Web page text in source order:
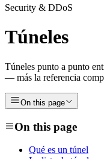
Security & DDoS
Túneles
Túneles punto a punto
— más la referencia
On this page
On this page
Qué es un túnel